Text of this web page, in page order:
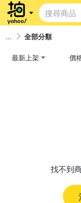
全部分類
最新上架 價
找不到